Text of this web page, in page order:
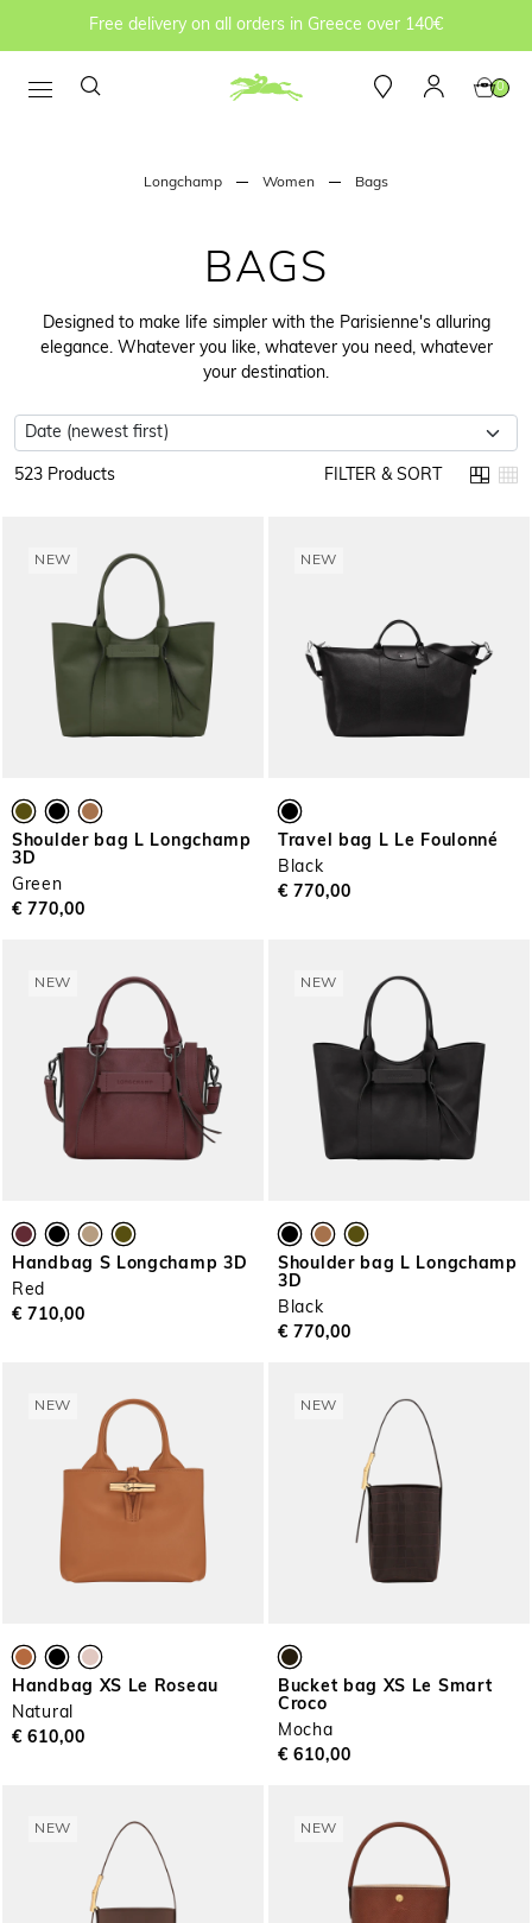
Free delivery on all orders in Greece over 140€
0
Longchamp Women Bags
BAGS
Designed to make life simpler with the Parisienne's alluring
elegance. Whatever you like, whatever you need, whatever
your destination.
523 Products FILTER & SORT
NEW
Shoulder bag L Longchamp
3D
Green
€ 770,00
NEW
Travel bag L Le Foulonné
Black
€ 770,00
NEW
Handbag S Longchamp 3D
Red
€ 710,00
NEW
Shoulder bag L Longchamp
3D
Black
€ 770,00
NEW
Handbag XS Le Roseau
Natural
€ 610,00
NEW
Bucket bag XS Le Smart
Croco
Mocha
€ 610,00
NEW NEW